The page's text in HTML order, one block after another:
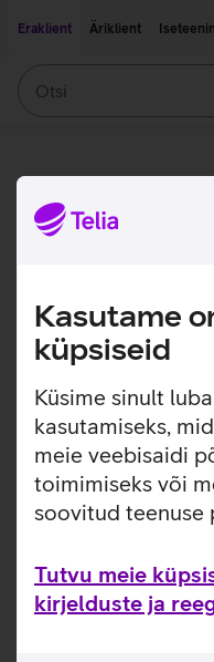
Kasutame
küpsiseid
Küsime sinult
kasutamiseks,
meie veebisaidi
toimimiseks või
soovitud teenuse
Tutvu meie
kirjelduste ja
Eraklient
Äriklient